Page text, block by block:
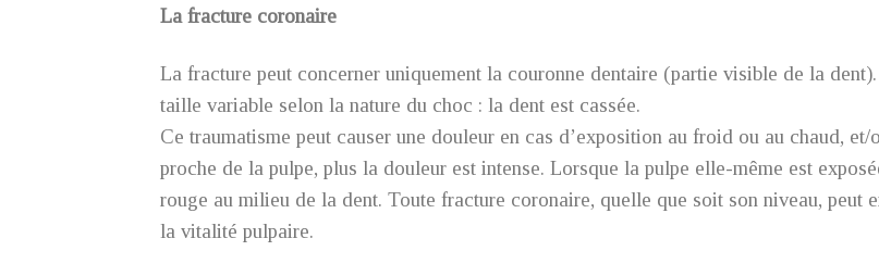
La fracture coronaire
La fracture peut concerner uniquement la couronne dentaire (partie visible de la
taille variable selon la nature du choc : la dent est cassée.
Ce traumatisme peut causer une douleur en cas d’exposition au froid ou au chaud,
proche de la pulpe, plus la douleur est intense. Lorsque la pulpe elle-même est
rouge au milieu de la dent. Toute fracture coronaire, quelle que soit son niveau, peut
la vitalité pulpaire.